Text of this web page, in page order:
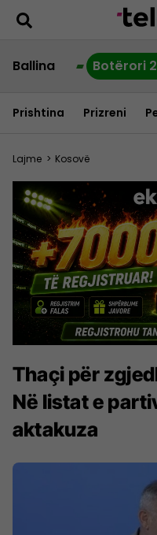
Ballina Botërori
Prishtina Prizreni
Lajme > Kosovë
Thaçi për
Në listat e
aktakuza